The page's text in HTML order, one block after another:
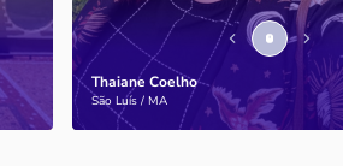
Thaiane Coelho
São Luís / MA
Saiba mais